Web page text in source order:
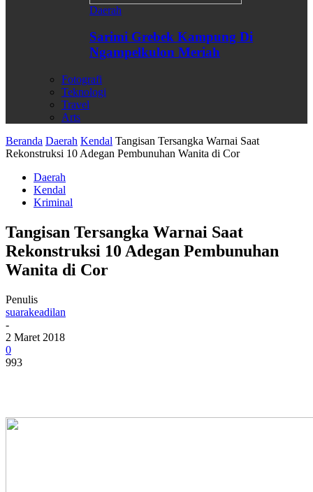
Daerah
Sarimi Grebek Kampung Di
Ngampelkulon Meriah
Fotografi
Teknologi
Travel
Arts
Beranda Daerah Kendal Tangisan Tersangka Warnai Saat
Rekonstruksi 10 Adegan Pembunuhan Wanita di Cor
Daerah
Kendal
Kriminal
Tangisan Tersangka Warnai Saat
Rekonstruksi 10 Adegan Pembunuhan
Wanita di Cor
Penulis
suarakeadilan
-
2 Maret 2018
0
993